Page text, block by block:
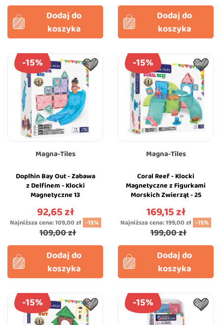
Dodaj do
koszyka
Dodaj do
koszyka
Magna-Tiles
Doplhin Bay Out - Zabawa
z Delfinem - Klocki
Magnetyczne 13
Magna-Tiles
Cena
92,65 zł
Najniższa cena:109,00 zł -15%
109,00 zł
-15%
Dodaj do
koszyka
Magna-Tiles
Coral Reef - Klocki
Magnetyczne z Figurkami
Morskich Zwierząt - 25
Cena
169,15 zł
Najniższa cena:199,00 zł -15%
199,00 zł
-15%
Dodaj do
koszyka
-15% -15%